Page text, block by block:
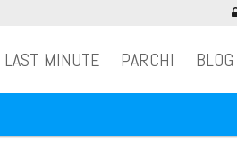
LAST MINUTE PARCHI BLOG